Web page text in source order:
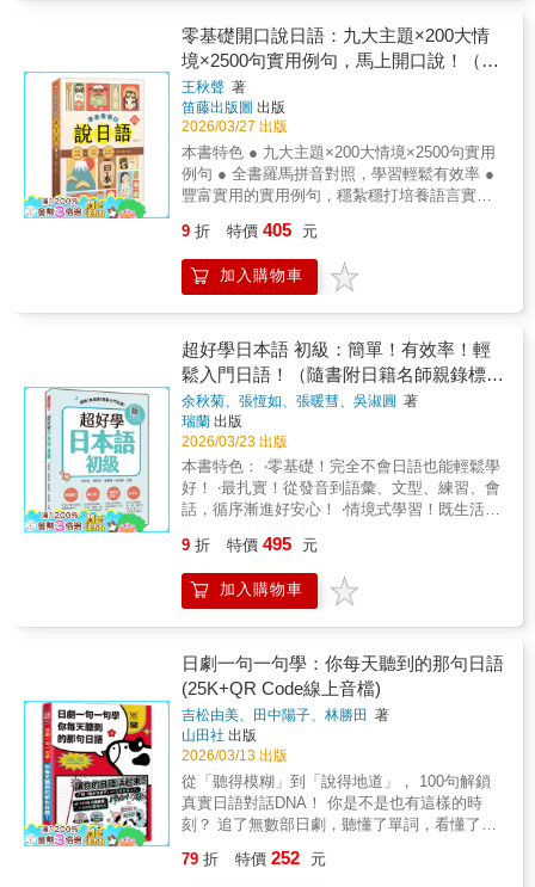
間噴發！【本書特色】◆本書是以赴日旅游、
商務、求學及日語初學者為對象所編的日語教
材◆書中網羅了日常生活中常用的必備詞彙和
應用會話讓您在最短時間，學到最正確的日語
◆用最簡單的單字，表達生活百態應急必備，
初學自修法寶◆唯一不受時空限制的日語學習
書輕鬆流利脫口說，日語溝通有一套◆寫給想
要馬上開口說日語的人【躺著聽、躺著學，玩
得真輕鬆】◆為了造福自學的讀者，本書特聘
日籍專業老師錄製，因應時代進步，本書錄音
以「免費QR Code線上MP3音檔」，全新呈現
給讀者，行動學習，即掃即聽，隨時隨地，可
提升日語實力！ ◆用耳朵加強聽說能力為加強
學習效果，請您多聽線上MP3內容、學習標準
師的發音，覆誦練習，日文實力一日千里。 ◆
不用上補習班，有此一書，搭配外師錄音學
習，效果事半功倍，就好像請了一位免費的日
語家教，是你自學日語的好幫手。
因為全書用8大情境、6大階段讓您熟悉且習慣
日語，助您建立日語耳與日語腦，養成聽、
說、讀、寫日語的實力！★本書由日語聽力教
學權威──今泉江利子老師一手打造，品質保
證，最能了解日語學習者的需要！ 本書由
具備豐富教學經驗的今泉江利子老師精心編
寫，完全理解日語學習者在日語聽力上的盲點
與困難。今泉老師透過數十年教學現場的觀察
本書之中，讓學習者能以正確且高效的方式提
對象‧初學者‧已有基礎程度的學習者‧N5〜N4★
全書8大情境教學，主題式內容模擬真實日常，
立即就能應用日語！ 全書規劃8大生活主
題，包含「特徵描述」、「天氣變化」、「興
趣嗜好」、「交通方式」、「地圖方位」、
「消費購物」、「餐飲美食」、「比較分析」
等，內容貼近日常生活，實用性高。透過情境
式學習，實際模擬，讓您在熟悉的生活場景中
練習聽力，更容易記憶與產生連結。這些主題
不僅有助於提升理解能力，也為未來實際溝通
奠定良好基礎！ 8大情境如下：第一課 う
さぎの耳は長いです。（兔子的耳朵是長
的。）第二課 きょうはいい天気ですね。（今
天是好天氣呢。）第三課 私は山が好きです。
（我喜歡山。）第四課 九時のバスで行きま
す。（搭九點的巴士去。）第五課 銀行はどこ
ますか。（要點什麼呢？）第八課 テニスより
野球のほうが好きです。（比起網球，比較喜
歡棒球。）★每課6大階段的課程架構，循序漸
進，讓您學習日語得心應手！ 每一課均包
含「單字教學」、「句型整理」、「聽力與會
話活動」與「練習問題」4大單元，學習順序清
晰且完整。課前先透過學習目標、關鍵單字與
句型預習，幫助學習者建立背景知識；課中利
用聽力與會話活動，強化理解與反應能力；課
後再透過多樣化的練習題型進行複習與檢核，
是決定旅行深度與品質的關鍵。別再被繁瑣的
文法與五十音絆住！去日本玩，只需要「說」
出來，不需要「考」出來！《溜日語，1秒就開
口》——零起點也能優雅遊日本：1秒開口，任
性出發。這不是要你變成語言專家，而是要讓
你成為半個在地人，帶上它，輕鬆自信遊日
本！為什麼這本書是你的行李箱必備？【1秒即
戰力】獨家「中文金牌注音法」，就算完全零
基礎，看到「莎喲娜拉」也能標準發音，告別
台式日語，發音準到連櫻花妹都回頭。【臨場
妝、緊急狀況」都用得到等11大類、超過500句
最精準的旅遊場景句。你想說的，書裡早就幫
你想好了！【舉一反十】每個情境句下方，直
換成「豬肉」，把「這一個」換成「那一
個」，學一句等於會十句，瞬間溜出一串流利
日語。【三位一體保險】中文注音+羅馬拼音
+日文句。不管你的發音「不標準」，還是真的
說不出來，配合手指著書，日本人也一定能
懂！五大價值，一本滿足：✓發音書：開口就
有很高的標準度✓會話書：從登機到回國，句
句到位✓工具書：緊急情況專區，求救不慌✓點
話，指書也能通去日本玩，本來就該「想走就
走」！帶上這本書，你的日本之旅，從「生
存」升級為「享受」。用一本書的錢，買一個
安心、盡興、無障礙的完美假期，這筆投資，
絕對划算！現在就下單，讓下次旅行，成為你
與日本人暢快聊天、深度交流的美好回憶！
零基礎開口說日語：九大主題×200大情
境×2500句實用例句，馬上開口說！（附
QR Code線上音檔）
王秋聲 著
笛藤出版圖 出版
2026/03/27 出版
本書特色 ● 九大主題×200大情境×2500句實用
例句 ● 全書羅馬拼音對照，學習輕鬆有效率 ●
豐富實用的實用例句，穩紮穩打培養語言實力
基礎開口說日語，你想學的都在這！旅遊、生
活、購物、美食、商用……九大主題×200大情
境×2500句實用例句豐富多樣的情境和例句，最
主題、200大情境、2500句實用例句，無論是日
常招呼、旅遊會話、商用日語等等情境的必用
語句通通都集結在一起！對初學者來說無疑是
一本全能的日語入門學習書，最適合初學者從
零開始學習！搭配專業老師錄製的 MP3 音檔，
隨身聽、隨時學，讓記憶更深刻、聽說更流
暢！只要善加活用本書，必能達到令人驚喜的
學習成果！
9 折 特價 405 元
加入購物車
超好學日本語 初級：簡單！有效率！輕
鬆入門日語！（隨書附日籍名師親錄標準
日語發音＋朗讀音檔QR Code）
余秋菊、張恆如、張暖彗、吳淑圓 著
瑞蘭 出版
2026/03/23 出版
本書特色： ‧零基礎！完全不會日語也能輕鬆學
好！ ‧最扎實！從發音到語彙、文型、練習、會
話，循序漸進好安心！ ‧情境式學習！既生活且
聽、說、讀、寫四大語言能力，只要這本就
夠！ 真的超好學的日語教材來了！零基礎輕鬆
入門，上課、自學統統一學就上手！從50音起
聽、說、讀、寫四大能力一次到位，一本就
夠！★最了解你的需求的老師，編寫出的超好
學日語！ 《超好學日本語 初級》是一本專
為零基礎學習者量身打造、真正超好學的日語
入門教材，適合從未接觸過日語、或希望重新
建立日語基礎的學習者。 本書由教學經驗
豐富的余秋菊、張恆如、張暖彗、吳淑圓、陳
宗元五大名師，經過多次討論與整合完成，內
容力求貼近學習者需求，編排清楚、說明簡
潔，藉由好學習、直覺式、系統化、簡單化的
9 折 特價 495 元
加入購物車
日劇一句一句學：你每天聽到的那句日語
(25K+QR Code線上音檔)
吉松由美、田中陽子、林勝田 著
山田社 出版
2026/03/13 出版
從「聽得模糊」到「說得地道」， 100句解鎖
真實日語對話DNA！ 你是不是也有這樣的時
刻？ 追了無數部日劇，聽懂了單詞，看懂了字
不一樣。那句輕輕的「やばい」，為何有時是
79 折 特價 252 元